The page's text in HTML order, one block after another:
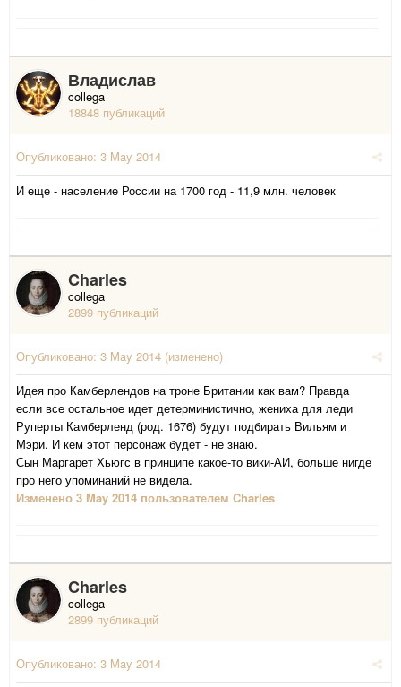
Владислав
collega
18848 публикаций
Опубликовано: 3 May 2014
И еще - население России на 1700 год - 11,9 млн. человек
Charles
collega
2899 публикаций
Опубликовано: 3 May 2014 (изменено)
Идея про Камберлендов на троне Британии как вам? Правда
если все остальное идет детерминистично, жениха для леди
Руперты Камберленд (род. 1676) будут подбирать Вильям и
Мэри. И кем этот персонаж будет - не знаю.
Сын Маргарет Хьюгс в принципе какое-то вики-АИ, больше нигде
про него упоминаний не видела.
Изменено 3 May 2014 пользователем Charles
Charles
collega
2899 публикаций
Опубликовано: 3 May 2014